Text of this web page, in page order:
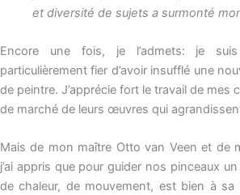
et diversité de sujets a surmonté
Encore une fois, je l’admets: je
particulièrement fier d’avoir insufflé une
de peintre. J’apprécie fort le travail de mes
de marché de leurs œuvres qui
Mais de mon maître Otto van Veen et de
j’ai appris que pour guider nos pinceaux
de chaleur, de mouvement, est bien à